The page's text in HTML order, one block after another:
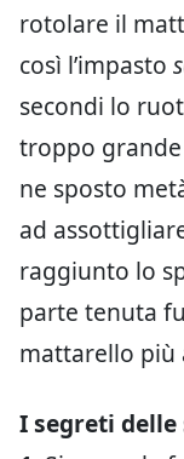
rotolare il
così l’impasto
secondi lo
troppo
ne sposto
ad
raggiunto lo
parte tenuta
mattarello più
I segreti